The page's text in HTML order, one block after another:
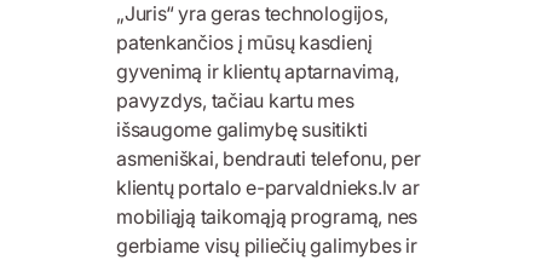
„Juris“ yra geras technologijos,
patenkančios į mūsų kasdienį
gyvenimą ir klientų aptarnavimą,
pavyzdys, tačiau kartu mes
išsaugome galimybę susitikti
asmeniškai, bendrauti telefonu, per
klientų portalo e-parvaldnieks.lv ar
mobiliąją taikomąją programą, nes
gerbiame visų piliečių galimybes ir